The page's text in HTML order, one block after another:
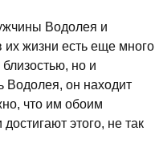
Водолея и
жизни есть еще много
но и
Водолея, он находит
что им обоим
этого, не так